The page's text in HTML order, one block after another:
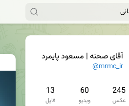
آقای صحنه | مسعود پایمرد
@mrmc_ir
245
عکس
60
ویدیو
13
فایل